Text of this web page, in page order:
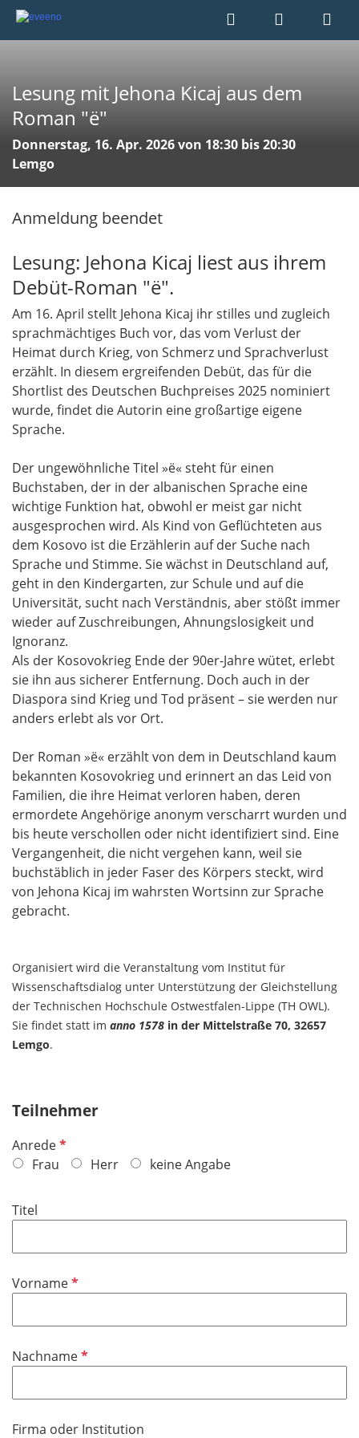
Lesung mit Jehona Kicaj aus dem
Roman "ë"
Donnerstag, 16. Apr. 2026 von 18:30 bis 20:30
Lemgo
Anmeldung beendet
Lesung: Jehona Kicaj liest aus ihrem
Debüt-Roman "ë".
Am 16. April stellt Jehona Kicaj ihr stilles und zugleich
sprachmächtiges Buch vor, das vom Verlust der
Heimat durch Krieg, von Schmerz und Sprachverlust
erzählt. In diesem ergreifenden Debüt, das für die
Shortlist des Deutschen Buchpreises 2025 nominiert
wurde, findet die Autorin eine großartige eigene
Sprache.
Der ungewöhnliche Titel »ë« steht für einen
Buchstaben, der in der albanischen Sprache eine
wichtige Funktion hat, obwohl er meist gar nicht
ausgesprochen wird. Als Kind von Geflüchteten aus
dem Kosovo ist die Erzählerin auf der Suche nach
Sprache und Stimme. Sie wächst in Deutschland auf,
geht in den Kindergarten, zur Schule und auf die
Universität, sucht nach Verständnis, aber stößt immer
wieder auf Zuschreibungen, Ahnungslosigkeit und
Ignoranz.
Als der Kosovokrieg Ende der 90er-Jahre wütet, erlebt
sie ihn aus sicherer Entfernung. Doch auch in der
Diaspora sind Krieg und Tod präsent – sie werden nur
anders erlebt als vor Ort.
Der Roman »ë« erzählt von dem in Deutschland kaum
bekannten Kosovokrieg und erinnert an das Leid von
Familien, die ihre Heimat verloren haben, deren
ermordete Angehörige anonym verscharrt wurden und
bis heute verschollen oder nicht identifiziert sind. Eine
Vergangenheit, die nicht vergehen kann, weil sie
buchstäblich in jeder Faser des Körpers steckt, wird
von Jehona Kicaj im wahrsten Wortsinn zur Sprache
gebracht.
Organisiert wird die Veranstaltung vom Institut für
Wissenschaftsdialog unter Unterstützung der Gleichstellung
der Technischen Hochschule Ostwestfalen-Lippe (TH OWL).
Sie findet statt im anno 1578 in der Mittelstraße 70, 32657
Lemgo.
Teilnehmer
AnredeP
f
c
t
f
e
Frau Herr keine Angabe
Titel
VornameP
c
t
NachnameP
c
Firma oder Institution